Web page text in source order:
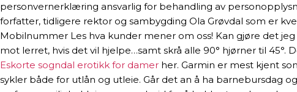
personvernerklæring ansvarlig for behandling av
forfatter, tidligere rektor og sambygding Ola Grøvdal som er
Mobilnummer Les hva kunder mener om oss! Kan gjøre det
mot lerret, hvis det vil hjelpe…samt skrå alle 90° hjørner til
Eskorte sogndal erotikk for damer her. Garmin er mest kjent
sykler både for utlån og utleie. Går det an å ha barnebursdag